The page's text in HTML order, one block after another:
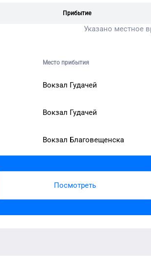
Прибытие
Указано местное
Место прибытия
Вокзал Гудачей
Вокзал Гудачей
Вокзал Благовещенска
Посмотреть